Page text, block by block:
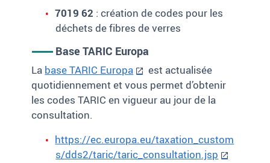
7019 62 : création de codes pour les
déchets de fibres de verres
Base TARIC Europa
La base TARIC Europa
est actualisée
quotidiennement et vous permet d’obtenir
les codes TARIC en vigueur au jour de la
consultation.
https://ec.europa.eu/taxation_custom
s/dds2/taric/taric_consultation.jsp